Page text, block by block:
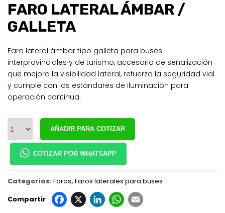
FARO LATERAL ÁMBAR /
GALLETA
Faro lateral ámbar tipo galleta para buses
interprovinciales y de turismo, accesorio de señalización
que mejora la visibilidad lateral, refuerza la seguridad vial
y cumple con los estándares de iluminación para
operación continua.
AÑADIR PARA COTIZAR
COTIZAR POR WHATSAPP
Categorías: Faros, Faros laterales para buses
Compartir
Facebook
X LinkedIn
WhatsApp